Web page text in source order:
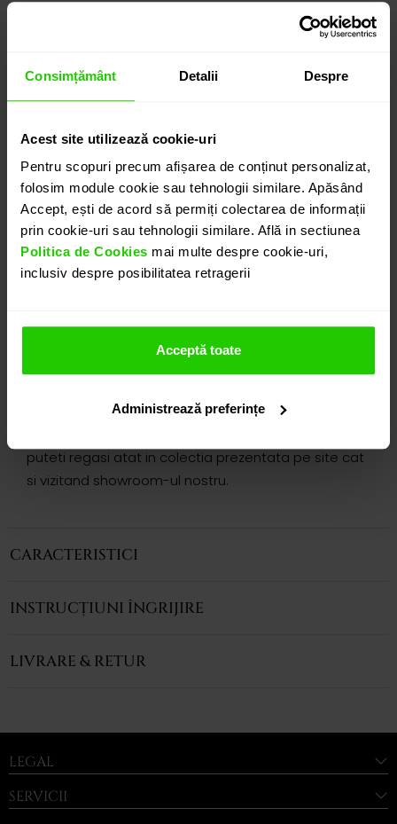
Consimțământ Detalii Despre
Acest site utilizează cookie-uri
Pentru scopuri precum afișarea de conținut personalizat,
folosim module cookie sau tehnologii similare. Apăsând
Accept, ești de acord să permiți colectarea de informații
prin cookie-uri sau tehnologii similare. Află in sectiunea
Politica de Cookies mai multe despre cookie-uri,
inclusiv despre posibilitatea retragerii
Acceptă toate
Administrează preferințe
detalii suplimentare
PROGRAMEAZĂ O ÎNTÂLNIRE
DETALII
puteti regasi atat in colectia prezentata pe site cat
si vizitand showroom-ul nostru.
CARACTERISTICI
INSTRUCȚIUNI ÎNGRIJIRE
LIVRARE & RETUR
LEGAL
SERVICII